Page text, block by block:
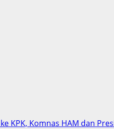
KPK, Komnas HAM dan